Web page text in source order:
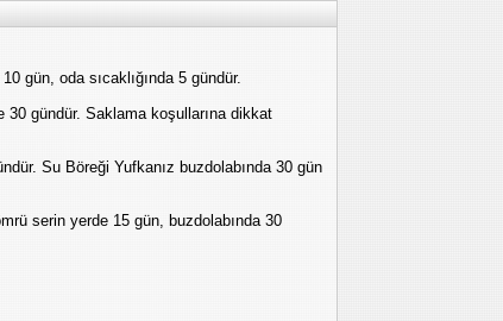
gün, oda sıcaklığında 5 gündür.
gündür. Saklama koşullarına dikkat
Su Böreği Yufkanız buzdolabında 30 gün
serin yerde 15 gün, buzdolabında 30